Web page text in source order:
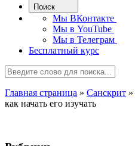
Поиск
Мы ВКонтакте
Мы в YouTube
Мы в Телеграм
Бесплатный курс
Главная страница » Санскрит »
как начать его изучать